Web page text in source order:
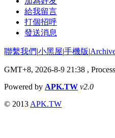
給我留言
打個招呼
發送消息
聯繫我們|小黑屋|手機版|
GMT+8, 2026-8-9 21:38 ,
Powered by APK.TW v2.0
© 2013 APK.TW